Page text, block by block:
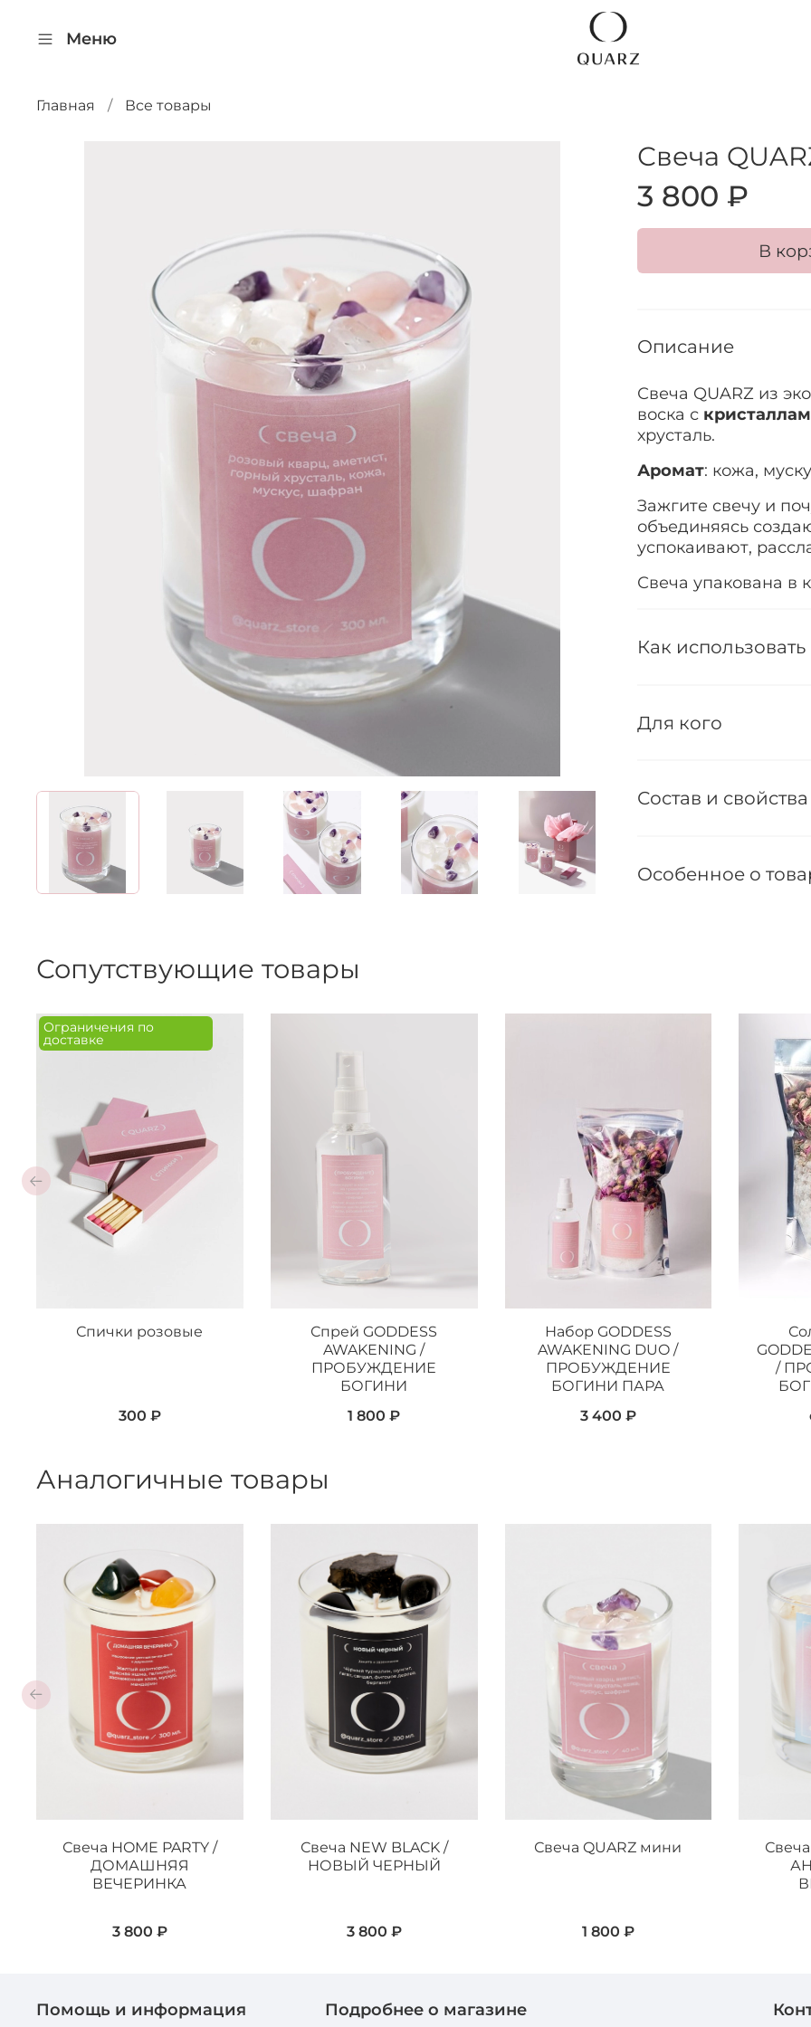
Меню
Главная Все товары
Свеча
3 800 ₽
В
Описание
Свеча QUARZ из
воска с
хрусталь.
Аромат: кожа,
Зажгите свечу и
объединяясь
успокаивают,
Свеча упакована в
Как использовать
Для кого
Состав и свойства
Особенное о
Сопутствующие товары
Ограничения по
доставке
Спички розовые
300 ₽
Спрей GODDESS
AWAKENING /
ПРОБУЖДЕНИЕ
БОГИНИ
1 800 ₽
Набор GODDESS
AWAKENING DUO /
ПРОБУЖДЕНИЕ
БОГИНИ ПАРА
3 400 ₽
/
Аналогичные товары
Свеча HOME PARTY /
ДОМАШНЯЯ
ВЕЧЕРИНКА
3 800 ₽
Свеча NEW BLACK /
НОВЫЙ ЧЕРНЫЙ
3 800 ₽
Свеча QUARZ мини
1 800 ₽
Помощь и информация Подробнее о магазине